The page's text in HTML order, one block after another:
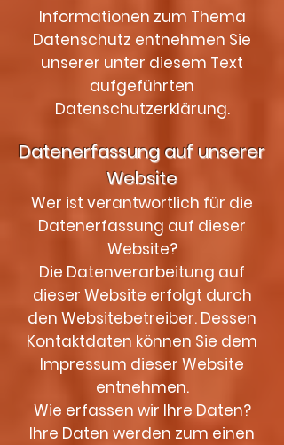
Informationen zum Thema
Datenschutz entnehmen Sie
unserer unter diesem Text
aufgeführten
Datenschutzerklärung.
Datenerfassung auf unserer
Website
Wer ist verantwortlich für die
Datenerfassung auf dieser
Website?
Die Datenverarbeitung auf
dieser Website erfolgt durch
den Websitebetreiber. Dessen
Kontaktdaten können Sie dem
Impressum dieser Website
entnehmen.
Wie erfassen wir Ihre Daten?
Ihre Daten werden zum einen